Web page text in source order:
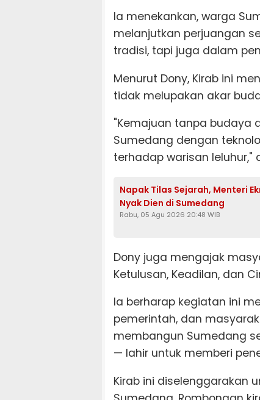
Ia menekankan, warga
melanjutkan perjuangan
tradisi, tapi juga dalam
Menurut Dony, Kirab ini
tidak melupakan akar
"Kemajuan tanpa budaya
Sumedang dengan
terhadap warisan leluhur,"
Napak Tilas Sejarah, Menteri
Nyak Dien di Sumedang
Rabu, 05 Agu 2026 20:48 WIB
Dony juga mengajak
Ketulusan, Keadilan, dan
Ia berharap kegiatan ini
pemerintah, dan
membangun Sumedang
— lahir untuk memberi
Kirab ini diselenggarakan